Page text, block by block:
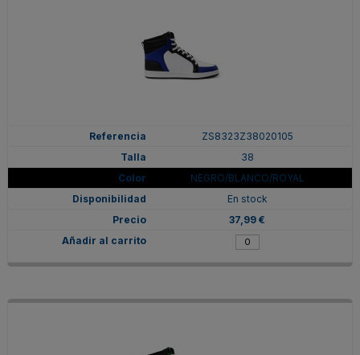
ZS8323Z38020105
38
NEGRO/BLANCO/ROYAL
En stock
37,99 €